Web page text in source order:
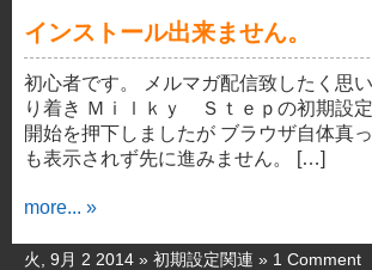
インストール出来ません。
初心者です。 メルマガ配信致したく思
り着き Ｍｉｌｋｙ Ｓｔｅｐの初期設
開始を押下しましたが ブラウザ自体真
も表示されず先に進みません。 […]
more... »
火, 9月 2 2014 » 初期設定関連 » 1 Comment